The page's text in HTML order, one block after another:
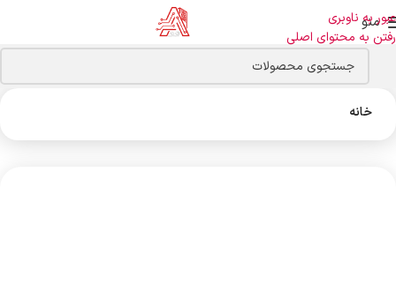
عبور به ناوبری
رفتن به محتوای اصلی
منو
خانه